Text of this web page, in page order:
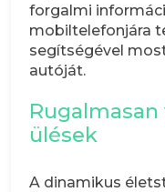
forgalmi
mobiltelefonjára
segítségével
autóját.
ülések
A dinamikus